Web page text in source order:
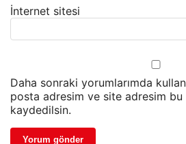
İnternet sitesi
Daha sonraki yorumlarımda
posta adresim ve site adresim bu
kaydedilsin.